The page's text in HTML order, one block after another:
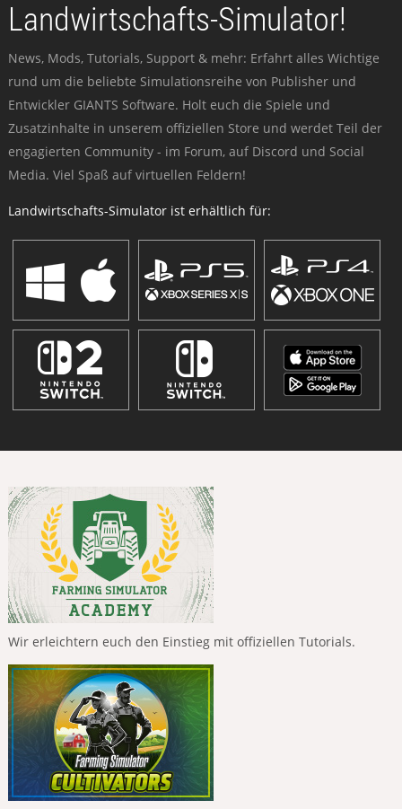
Landwirtschafts-Simulator!
News, Mods, Tutorials, Support & mehr: Erfahrt alles Wichtige
rund um die beliebte Simulationsreihe von Publisher und
Entwickler GIANTS Software. Holt euch die Spiele und
Zusatzinhalte in unserem offiziellen Store und werdet Teil der
engagierten Community - im Forum, auf Discord und Social
Media. Viel Spaß auf virtuellen Feldern!
Landwirtschafts-Simulator ist erhältlich für:
Wir erleichtern euch den Einstieg mit offiziellen Tutorials.